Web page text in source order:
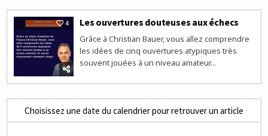
4 Les ouvertures douteuses aux échecs
Grâce à Christian Bauer, vous allez comprendre
les idées de cinq ouvertures atypiques très
souvent jouées à un niveau amateur...
Choisissez une date du calendrier pour retrouver un article